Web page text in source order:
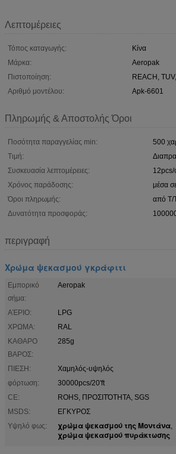
Λεπτομέρειες
Τόπος καταγωγής:
Κίνα
Μάρκα:
Aeropak
Πιστοποίηση:
REACH,
Αριθμό μοντέλου:
Apk-6601
Πληρωμής & Αποστολής Όροι
Ποσότητα παραγγελίας min:
500
Τιμή:
Συσκευασία λεπτομέρειες:
12pcs/
Χρόνος παράδοσης:
μέσα
Όροι πληρωμής:
από T/
Δυνατότητα προσφοράς:
περιγραφή
Χρώμα ψεκασμού γκράφιτι
Εμπορικό
σήμα:
Aeropak
ΑΈΡΙΟ:
LPG
ΧΡΩΜΑ:
RAL
ΚΑΘΑΡΟ
ΒΑΡΟΣ:
285g
ΠΙΕΣΗ:
Χαμηλός-υψηλός
φόρτωση:
30000pcs/20'ft
CE:
ROHS, ΠΡΟΣΙΤΌΤΗΤΑ, SGS
MSDS:
ΕΓΚΥΡΟΣ
Υψηλό φως:
χρώμα ψεκασμού της Μοντάνα,
χρώμα ψεκασμού πυράκτωσης